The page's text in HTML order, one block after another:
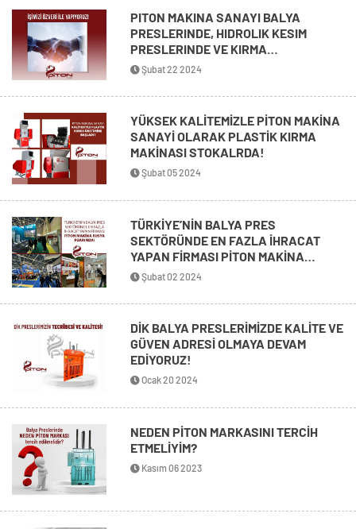
PITON MAKINA SANAYI BALYA
PRESLERINDE, HIDROLIK KESIM
PRESLERINDE VE KIRMA
MAKINALARINDA ÖZVERIYLE
ÇALIŞMAKTADIR!
Şubat 22 2024
YÜKSEK KALİTEMİZLE PİTON MAKİNA
SANAYİ OLARAK PLASTİK KIRMA
MAKİNASI STOKALRDA!
Şubat 05 2024
TÜRKİYE’NİN BALYA PRES
SEKTÖRÜNDE EN FAZLA İHRACAT
YAPAN FİRMASI PİTON MAKİNA
RUSYA FUARINDA!
Şubat 02 2024
DİK BALYA PRESLERİMİZDE KALİTE VE
GÜVEN ADRESİ OLMAYA DEVAM
EDİYORUZ!
Ocak 20 2024
NEDEN PİTON MARKASINI TERCİH
ETMELİYİM?
Kasım 06 2023